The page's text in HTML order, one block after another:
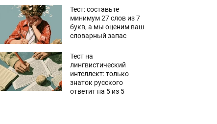
Тест: составьте
минимум 27 слов из 7
букв, а мы оценим ваш
словарный запас
Тест на
лингвистический
интеллект: только
знаток русского
ответит на 5 из 5